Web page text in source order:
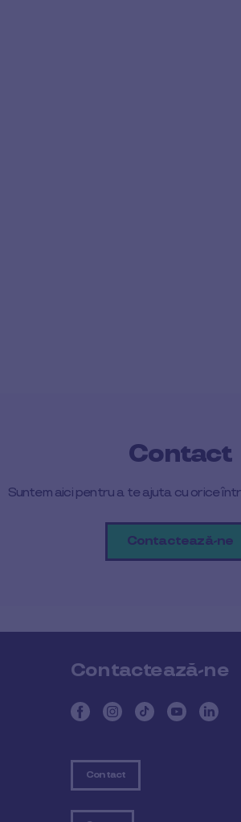
Contact
Suntem aici pentru a te ajuta cu orice
Contactează-ne
Contactează-ne
Contact